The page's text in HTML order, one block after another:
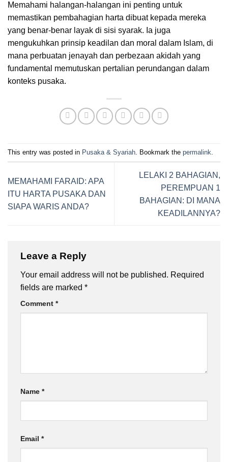
Memahami halangan-halangan ini penting untuk
memastikan pembahagian harta dibuat kepada mereka
yang benar-benar layak di sisi syarak. Ia juga
mengukuhkan prinsip keadilan dan moral dalam Islam, di
mana perbuatan jenayah dan perbezaan akidah yang
fundamental memutuskan pertalian perundangan dalam
konteks pusaka.
This entry was posted in Pusaka & Syariah . Bookmark the permalink
MEMAHAMI FARAID: APA
ITU HARTA PUSAKA DAN
SIAPA WARIS ANDA?
LELAKI 2 BAHAGIAN,
PEREMPUAN 1
BAHAGIAN: DI MANA
KEADILANNYA?
Leave a Reply
Your email address will not be published. Required
fields are marked *
Comment *
Name *
Email *